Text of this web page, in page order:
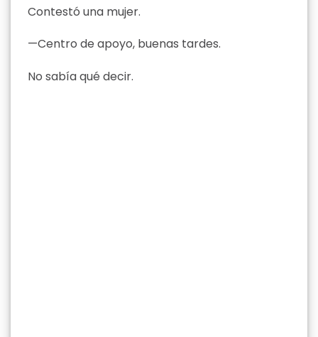
Contestó una mujer.
—Centro de apoyo, buenas tardes.
No sabía qué decir.